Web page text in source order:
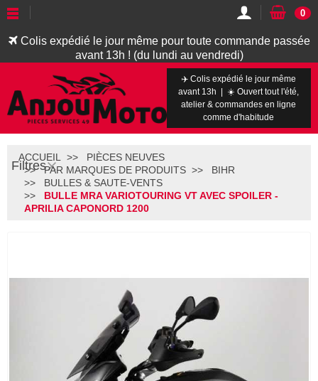
Colis expédié le jour même pour toute commande passée
avant 13h ! (du lundi au vendredi)
0
✈️ Colis expédié le jour même
avant 13h | ☀️ Ouvert tout l'été,
atelier & commandes en ligne
comme d'habitude
Filtres
ACCUEIL
PIÈCES NEUVES
PAR MARQUES DE PRODUITS
BIHR
BULLES & SAUTE-VENTS
BULLE MRA VARIOTOURING VT AVEC SPOILER -
APRILIA CAPONORD 1200